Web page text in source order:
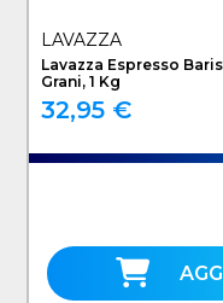
LAVAZZA
Lavazza Espresso
Grani, 1 Kg
32,95 €